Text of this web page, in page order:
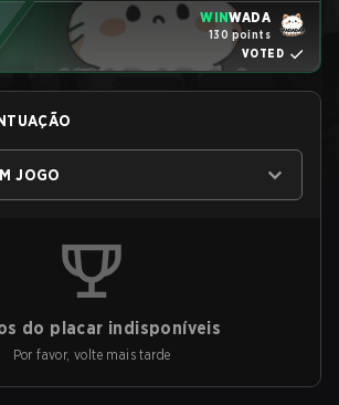
WINWADA
130 points
VOTED
JOGO
do placar indisponíveis
Por favor, volte mais tarde